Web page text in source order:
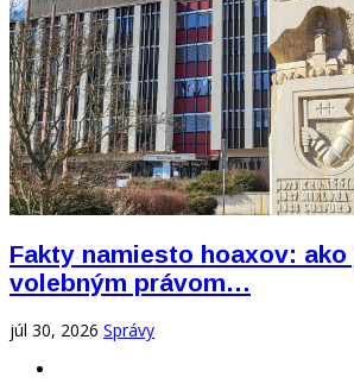
Fakty namiesto hoaxov:
volebným právom…
júl 30, 2026 Správy